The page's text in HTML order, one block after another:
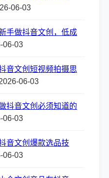
06-03
手做抖音文创，低成
06-03
音文创短视频拍摄思
06-03
抖音文创必须知道的
06-03
音文创爆款选品技
06-03